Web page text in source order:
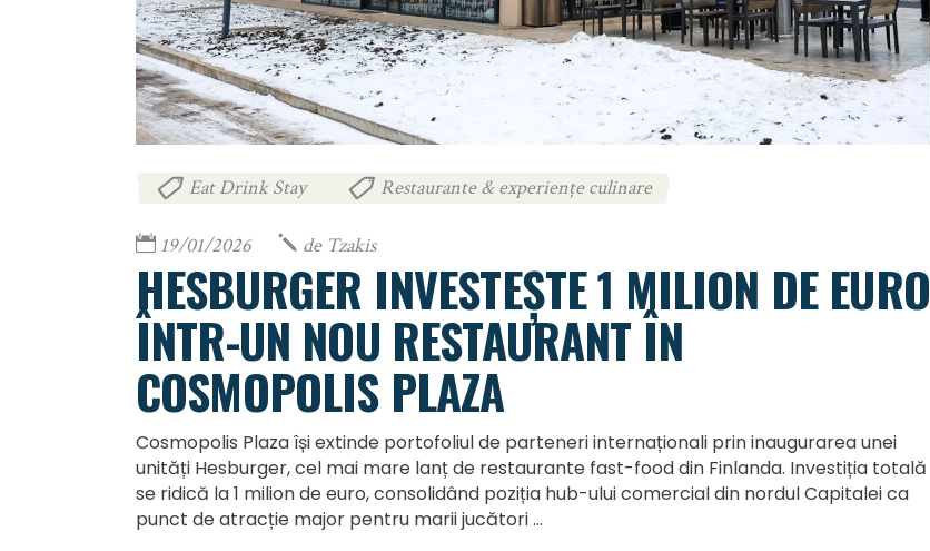
Eat Drink Stay Restaurante & experiențe culinare
19/01/2026 de Tzakis
HESBURGER INVESTEȘTE 1 MILION DE EURO
ÎNTR-UN NOU RESTAURANT ÎN
COSMOPOLIS PLAZA
Cosmopolis Plaza își extinde portofoliul de parteneri internaționali prin inaugurarea unei
unități Hesburger, cel mai mare lanț de restaurante fast-food din Finlanda. Investiția totală
se ridică la 1 milion de euro, consolidând poziția hub-ului comercial din nordul Capitalei ca
punct de atracție major pentru marii jucători